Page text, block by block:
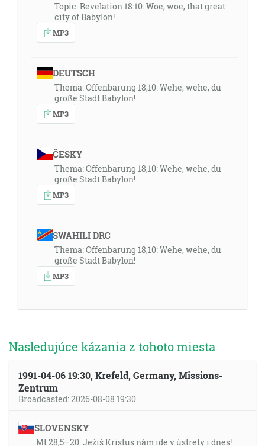
Topic: Revelation 18:10: Woe, woe, that great
city of Babylon!
MP3
DEUTSCH
Thema: Offenbarung 18,10: Wehe, wehe, du
große Stadt Babylon!
MP3
ČESKY
Thema: Offenbarung 18,10: Wehe, wehe, du
große Stadt Babylon!
MP3
SWAHILI DRC
Thema: Offenbarung 18,10: Wehe, wehe, du
große Stadt Babylon!
MP3
Nasledujúce kázania z tohoto miesta
1991-04-06 19:30, Krefeld, Germany, Missions-
Zentrum
Broadcasted: 2026-08-08 19:30
SLOVENSKY
Mt 28,5–20: Ježiš Kristus nám ide v ústrety i dnes!